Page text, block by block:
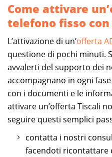
Come attivare
telefono fisso con
L’attivazione di un’offerta
questione di pochi minuti.
avvalerti del supporto dei
accompagnano in ogni
con i documenti e le
attivare un’offerta Tiscali
seguire questi semplici
contatta i nostri
facendoti ricontattare